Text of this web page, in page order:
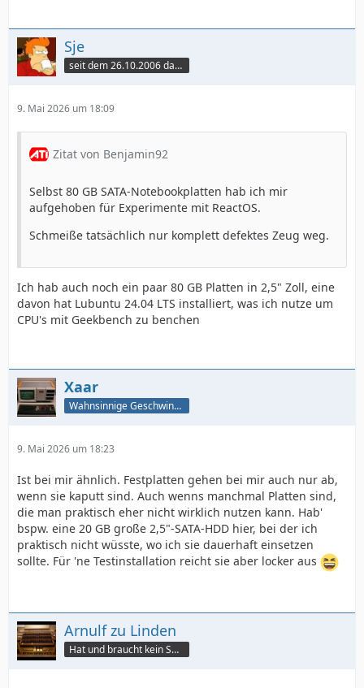
Sje
seit dem 26.10.2006 dabei
9. Mai 2026 um 18:09
Zitat von Benjamin92
Selbst 80 GB SATA-Notebookplatten hab ich mir
aufgehoben für Experimente mit ReactOS.
Schmeiße tatsächlich nur komplett defektes Zeug weg.
Ich hab auch noch ein paar 80 GB Platten in 2,5" Zoll, eine
davon hat Lubuntu 24.04 LTS installiert, was ich nutze um
CPU's mit Geekbench zu benchen
Xaar
Wahnsinnige Geschwindigkeit - und los!
9. Mai 2026 um 18:23
Ist bei mir ähnlich. Festplatten gehen bei mir auch nur ab,
wenn sie kaputt sind. Auch wenns manchmal Platten sind,
die man praktisch eher nicht wirklich nutzen kann. Hab'
bspw. eine 20 GB große 2,5"-SATA-HDD hier, bei der ich
praktisch nicht wüsste, wo ich sie dauerhaft einsetzen
sollte. Für 'ne Testinstallation reicht sie aber locker aus
Arnulf zu Linden
Hat und braucht kein Smartphone!